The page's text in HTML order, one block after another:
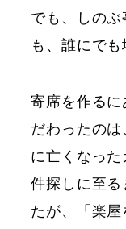
でも、しの
も、誰にでも
寄席を作るに
だわったの
に亡くなっ
件探しに至る
たが、「楽